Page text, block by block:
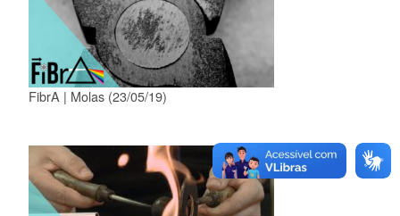
FibrA | Molas (23/05/19)